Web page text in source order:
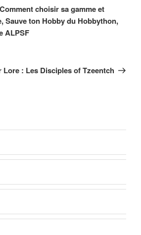
choisir sa gamme et
Sauve ton Hobby du Hobbython,
ALPSF
: Les Disciples of Tzeentch